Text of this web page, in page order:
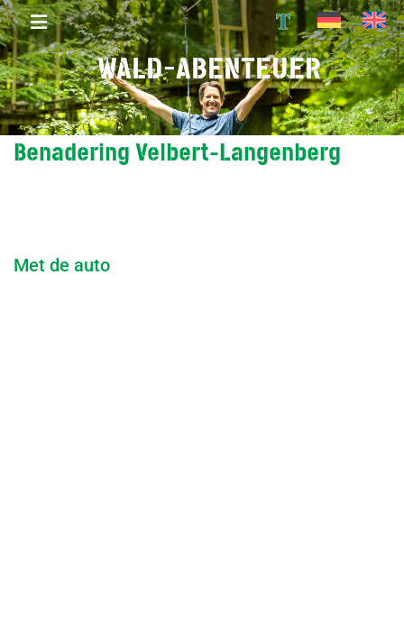
WALD-ABENTEUER
T
Benadering Velbert-Langenberg
Met de auto